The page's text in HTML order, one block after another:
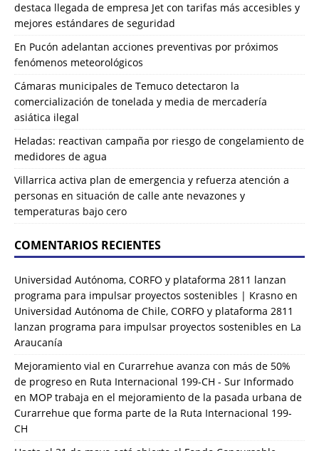
destaca llegada de empresa Jet con tarifas más accesibles y
mejores estándares de seguridad
En Pucón adelantan acciones preventivas por próximos
fenómenos meteorológicos
Cámaras municipales de Temuco detectaron la
comercialización de tonelada y media de mercadería
asiática ilegal
Heladas: reactivan campaña por riesgo de congelamiento de
medidores de agua
Villarrica activa plan de emergencia y refuerza atención a
personas en situación de calle ante nevazones y
temperaturas bajo cero
COMENTARIOS RECIENTES
Universidad Autónoma, CORFO y plataforma 2811 lanzan
programa para impulsar proyectos sostenibles | Krasno en
Universidad Autónoma de Chile, CORFO y plataforma 2811
lanzan programa para impulsar proyectos sostenibles en La
Araucanía
Mejoramiento vial en Curarrehue avanza con más de 50%
de progreso en Ruta Internacional 199-CH - Sur Informado
en MOP trabaja en el mejoramiento de la pasada urbana de
Curarrehue que forma parte de la Ruta Internacional 199-
CH